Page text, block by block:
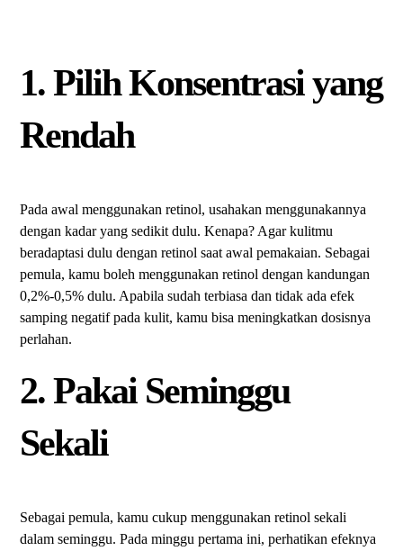
1. Pilih Konsentrasi yang
Rendah
Pada awal menggunakan retinol, usahakan menggunakannya
dengan kadar yang sedikit dulu. Kenapa? Agar kulitmu
beradaptasi dulu dengan retinol saat awal pemakaian. Sebagai
pemula, kamu boleh menggunakan retinol dengan kandungan
0,2%-0,5% dulu. Apabila sudah terbiasa dan tidak ada efek
samping negatif pada kulit, kamu bisa meningkatkan dosisnya
perlahan.
2. Pakai Seminggu
Sekali
Sebagai pemula, kamu cukup menggunakan retinol sekali
dalam seminggu. Pada minggu pertama ini, perhatikan efeknya